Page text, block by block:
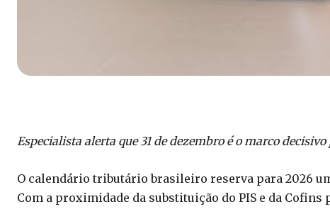
Especialista alerta que 31 de dezembro é o marco
O calendário tributário brasileiro reserva para 2026
Com a proximidade da substituição do PIS e da Cofins